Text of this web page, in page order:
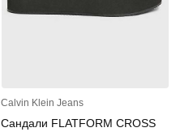
Calvin Klein Jeans
Сандали FLATFORM CROSS